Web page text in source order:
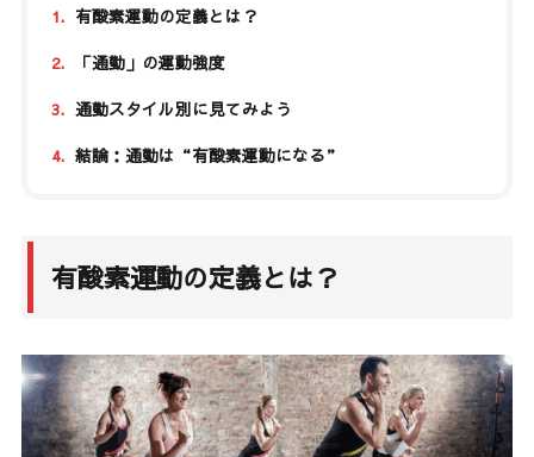
1. 有酸素運動の定義とは？
2. 「通勤」の運動強度
3. 通勤スタイル別に見てみよう
4. 結論：通勤は“有酸素運動になる”
有酸素運動の定義とは？